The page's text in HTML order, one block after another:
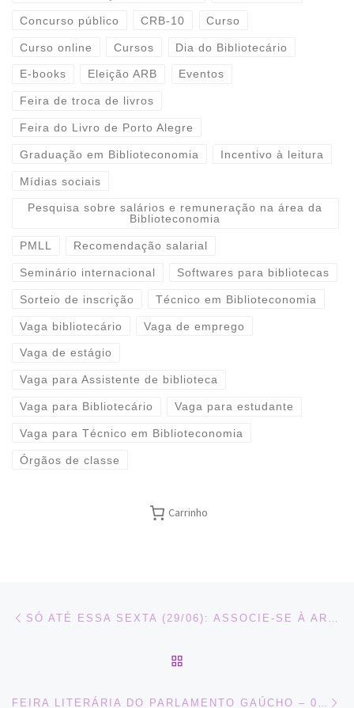
Concurso público CRB-10 Curso
Curso online Cursos Dia do Bibliotecário
E-books Eleição ARB Eventos
Feira de troca de livros
Feira do Livro de Porto Alegre
Graduação em Biblioteconomia Incentivo à leitura
Mídias sociais
Pesquisa sobre salários e remuneração na área da
Biblioteconomia
PMLL Recomendação salarial
Seminário internacional Softwares para bibliotecas
Sorteio de inscrição Técnico em Biblioteconomia
Vaga bibliotecário Vaga de emprego
Vaga de estágio
Vaga para Assistente de biblioteca
Vaga para Bibliotecário Vaga para estudante
Vaga para Técnico em Biblioteconomia
Órgãos de classe
Carrinho
Navegação do post